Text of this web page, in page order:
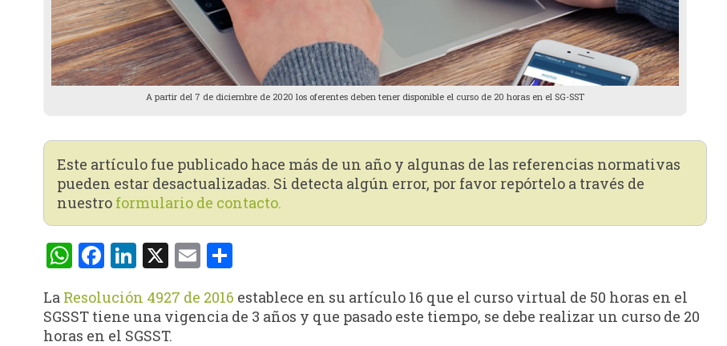
A partir del 7 de diciembre de 2020 los oferentes deben tener disponible el curso de 20 horas en el SG-SST
Este artículo fue publicado hace más de un año y algunas de las referencias normativas
pueden estar desactualizadas. Si detecta algún error, por favor repórtelo a través de
nuestro formulario de contacto.
WhatsApp
Facebook
LinkedIn
X EmailCompartir
La Resolución 4927 de 2016 establece en su artículo 16 que el curso virtual de 50 horas en el
SGSST tiene una vigencia de 3 años y que pasado este tiempo, se debe realizar un curso de 20
horas en el SGSST.